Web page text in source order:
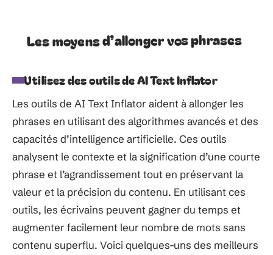
Les moyens d’allonger vos phrases
Utilisez des outils de AI Text Inflator
Les outils de AI Text Inflator aident à allonger les
phrases en utilisant des algorithmes avancés et des
capacités d’intelligence artificielle. Ces outils
analysent le contexte et la signification d’une courte
phrase et l’agrandissement tout en préservant la
valeur et la précision du contenu. En utilisant ces
outils, les écrivains peuvent gagner du temps et
augmenter facilement leur nombre de mots sans
contenu superflu. Voici quelques-uns des meilleurs